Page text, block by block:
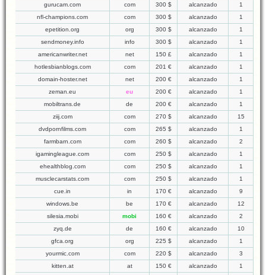
gurucam.com
com 300 $ alcanzado
1
nfl-champions.com
com 300 $ alcanzado
1
epetition.org
org 300 $ alcanzado
1
sendmoney.info
info 300 $ alcanzado
1
americanwriter.net
net 150 £ alcanzado
1
hotlesbianblogs.com
com 201 € alcanzado
1
domain-hoster.net
net 200 € alcanzado
1
zeman.eu
eu 200 € alcanzado
1
mobiltrans.de
de 200 € alcanzado
1
ziij.com
com 270 $ alcanzado
15
dvdpornfilms.com
com 265 $ alcanzado
1
farmbarn.com
com 260 $ alcanzado
2
igamingleague.com
com 250 $ alcanzado
1
ehealthblog.com
com 250 $ alcanzado
1
musclecarstats.com
com 250 $ alcanzado
1
cue.in
in 170 € alcanzado
9
windows.be
be 170 € alcanzado
12
silesia.mobi
mobi 160 € alcanzado
2
zyq.de
de 160 € alcanzado
10
gfca.org
org 225 $ alcanzado
1
yourmic.com
com 220 $ alcanzado
3
kitten.at
at 150 € alcanzado
1